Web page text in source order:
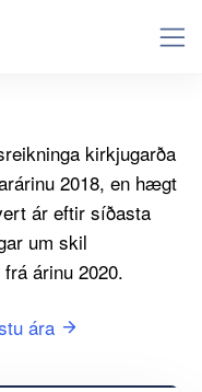
kirkjugarða
2018, en hægt
ár eftir síðasta
um skil
árinu 2020.
ára